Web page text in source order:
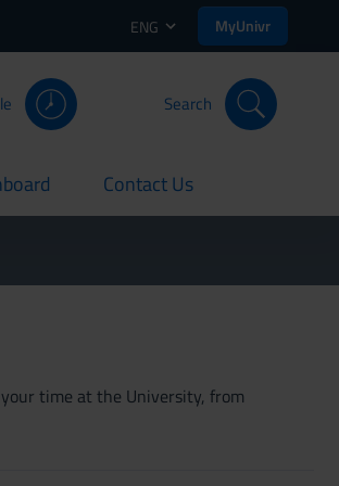
ENG MyUnivr
Search
Contact Us
current
time at the University, from